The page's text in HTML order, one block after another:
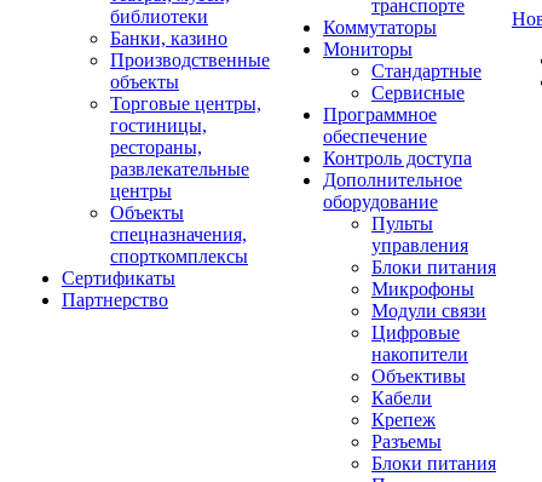
библиотеки
Банки, казино
Производственные
объекты
Торговые центры,
гостиницы,
рестораны,
развлекательные
центры
Объекты
спецназначения,
спорткомплексы
Сертификаты
Партнерство
транспорте
Коммутаторы
Мониторы
Стандартные
Сервисные
Программное
обеспечение
Контроль доступа
Дополнительное
оборудование
Пульты
управления
Блоки питания
Микрофоны
Модули связи
Цифровые
накопители
Объективы
Кабели
Крепеж
Разъемы
Блоки питания